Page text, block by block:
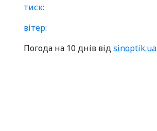
тиск:
вітер:
Погода на 10 днів відsinoptik.ua